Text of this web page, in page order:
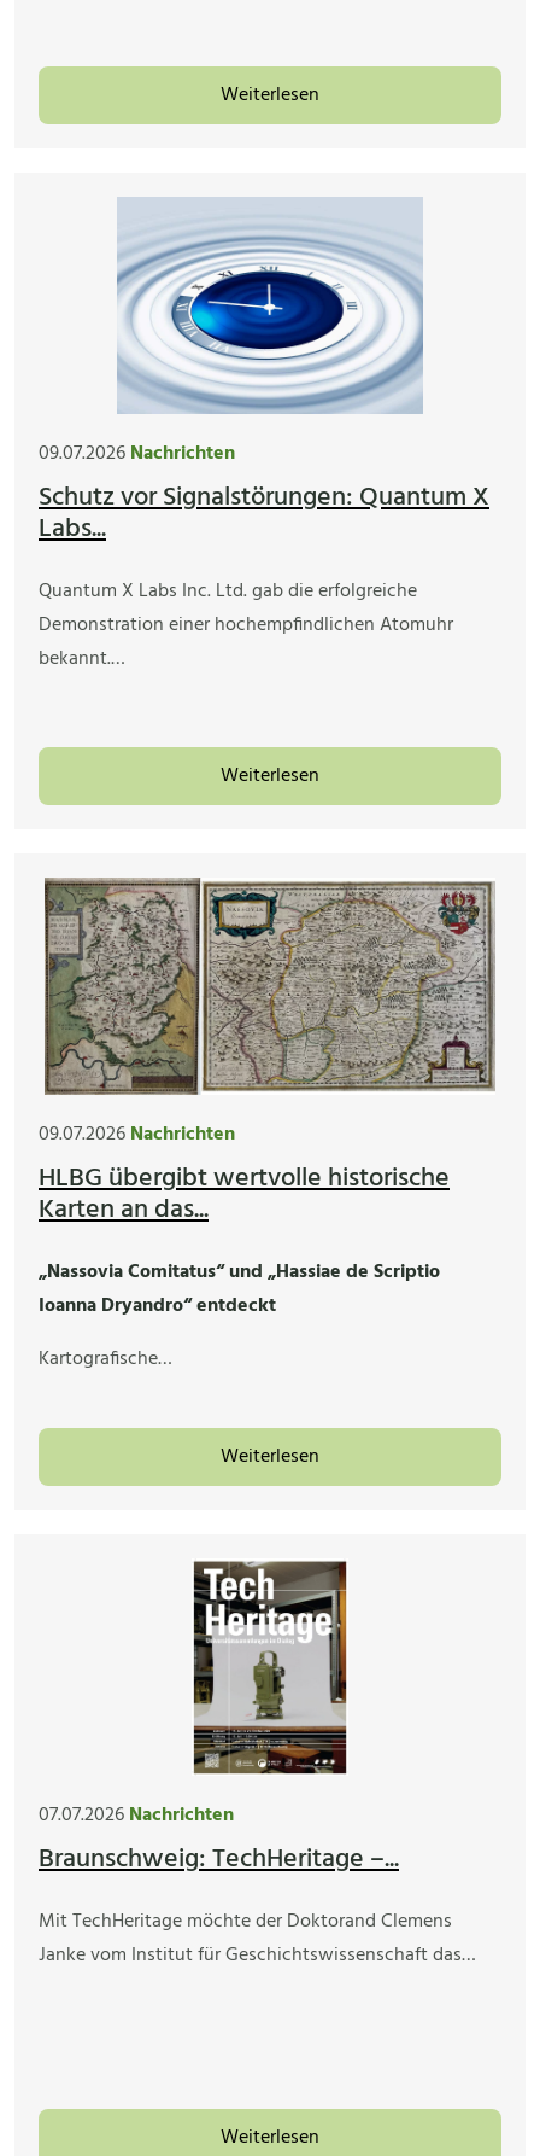
Weiterlesen
09.07.2026Nachrichten
Schutz vor Signalstörungen: Quantum X
Labs...
Quantum X Labs Inc. Ltd. gab die erfolgreiche
Demonstration einer hochempfindlichen Atomuhr
bekannt.…
Weiterlesen
09.07.2026Nachrichten
HLBG übergibt wertvolle historische
Karten an das...
„Nassovia Comitatus“ und „Hassiae de Scriptio
Ioanna Dryandro“ entdeckt
Kartografische…
Weiterlesen
07.07.2026Nachrichten
Braunschweig: TechHeritage –...
Mit TechHeritage möchte der Doktorand Clemens
Janke vom Institut für Geschichtswissenschaft das…
Weiterlesen